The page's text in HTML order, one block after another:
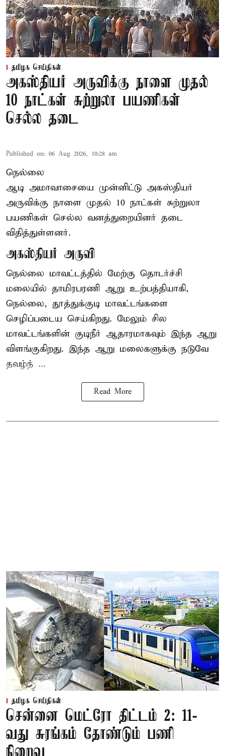
தமிழக செய்திகள்
அகஸ்தியர் அருவிக்கு நாளை முதல்
10 நாட்கள் சுற்றுலா பயணிகள்
செல்ல தடை
Published on: 06 Aug 2026, 10:28 am
நெல்லை
ஆடி அமாவாசையை முன்னிட்டு அகஸ்தியர்
அருவிக்கு நாளை முதல் 10 நாட்கள் சுற்றுலா
பயணிகள் செல்ல வனத்துறையினர் தடை
விதித்துள்ளனர்.
அகஸ்தியர் அருவி
நெல்லை மாவட்டத்தில் மேற்கு தொடர்ச்சி
மலையில் தாமிரபரணி ஆறு உற்பத்தியாகி,
நெல்லை, தூத்துக்குடி மாவட்டங்களை
செழிப்படைய செய்கிறது. மேலும் சில
மாவட்டங்களின் குடிநீர் ஆதாரமாகவும் இந்த ஆறு
விளங்குகிறது. இந்த ஆறு மலைகளுக்கு நடுவே
தவழ்ந் ...
Read More
தமிழக செய்திகள்
சென்னை மெட்ரோ திட்டம் 2: 11-
வது சுரங்கம் தோண்டும் பணி